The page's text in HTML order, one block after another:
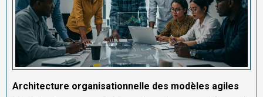
Architecture organisationnelle des modèles agiles